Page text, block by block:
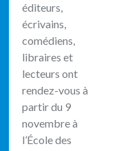
éditeurs,
écrivains,
comédiens,
libraires et
lecteurs ont
rendez-vous à
partir du 9
novembre à
l’École des